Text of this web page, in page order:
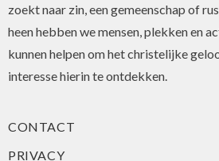
zoekt naar zin, een gemeenschap of
heen hebben we mensen, plekken en
kunnen helpen om het christelijke
interesse hierin te ontdekken.
CONTACT
PRIVACY